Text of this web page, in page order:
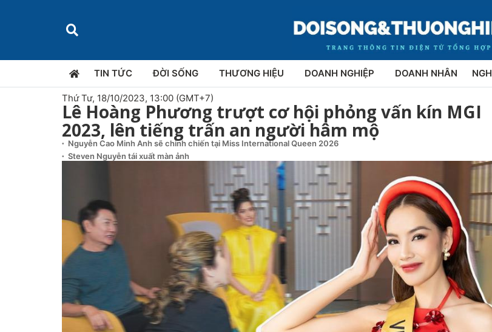
TIN TỨC ĐỜI SỐNG THƯƠNG HIỆU DOANH NGHIỆP DOANH NHÂN
Thứ Tư, 18/10/2023, 13:00 (GMT+7)
Lê Hoàng Phương trượt cơ hội phỏng vấn kín MGI
2023, lên tiếng trấn an người hâm mộ
Nguyễn Cao Minh Anh sẽ chinh chiến tại Miss International Queen 2026
Steven Nguyễn tái xuất màn ảnh